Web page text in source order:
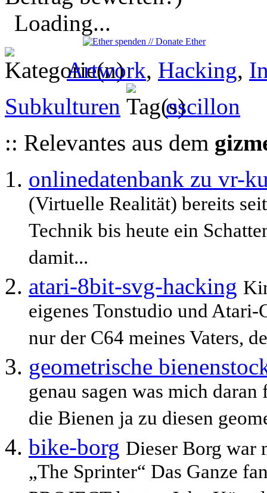
Loading...
Artwork, Hacking,
Subkulturen
oscillon
:: Relevantes aus dem
onlinedatenbank zu vr-
(Virtuelle Realität) bereits
Technik bis heute ein
damit...
atari-8bit-svg-hacking
eigenes Tonstudio und
nur der C64 meines Vaters,
geometrische
genau sagen was mich
die Bienen ja zu diesen
bike-borg Dieser Borg war
„The Sprinter“ Das Ganze